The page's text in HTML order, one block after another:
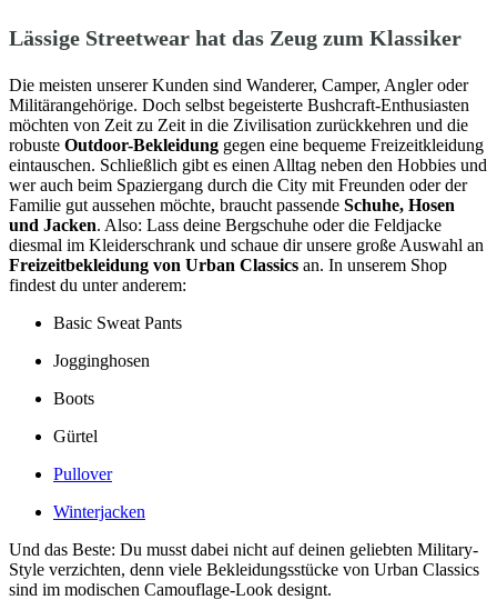
Lässige Streetwear hat das Zeug zum Klassiker
Die meisten unserer Kunden sind Wanderer, Camper, Angler oder
Militärangehörige. Doch selbst begeisterte Bushcraft-Enthusiasten
möchten von Zeit zu Zeit in die Zivilisation zurückkehren und die
robuste Outdoor-Bekleidung gegen eine bequeme Freizeitkleidung
eintauschen. Schließlich gibt es einen Alltag neben den Hobbies und
wer auch beim Spaziergang durch die City mit Freunden oder der
Familie gut aussehen möchte, braucht passende Schuhe, Hosen
und Jacken. Also: Lass deine Bergschuhe oder die Feldjacke
diesmal im Kleiderschrank und schaue dir unsere große Auswahl an
Freizeitbekleidung von Urban Classics an. In unserem Shop
findest du unter anderem:
Basic Sweat Pants
Jogginghosen
Boots
Gürtel
Pullover
Winterjacken
Und das Beste: Du musst dabei nicht auf deinen geliebten Military-
Style verzichten, denn viele Bekleidungsstücke von Urban Classics
sind im modischen Camouflage-Look designt.